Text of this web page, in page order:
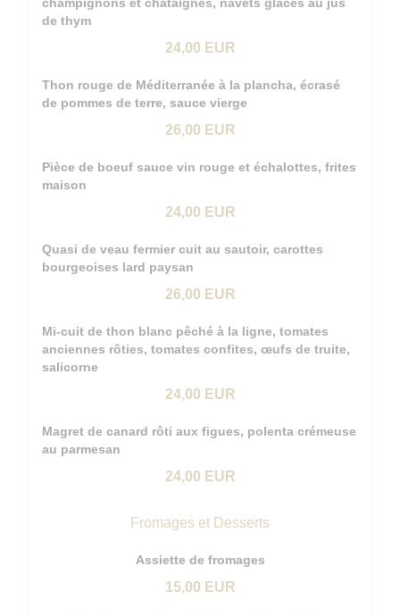
de thym
24,00 EUR
Thon rouge de Méditerranée à la plancha, écrasé
de pommes de terre, sauce vierge
26,00 EUR
Pièce de boeuf sauce vin rouge et échalottes, frites
maison
24,00 EUR
Quasi de veau fermier cuit au sautoir, carottes
bourgeoises lard paysan
26,00 EUR
Mi-cuit de thon blanc pêché à la ligne, tomates
anciennes rôties, tomates confites, œufs de truite,
salicorne
24,00 EUR
Magret de canard rôti aux figues, polenta crémeuse
au parmesan
24,00 EUR
Fromages et Desserts
Assiette de fromages
15,00 EUR